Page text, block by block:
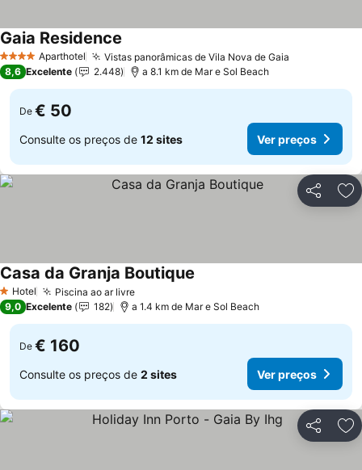
4 EstrelasAparthotel Vistas panorâmicas de Vila Nova de Gaia
Gaia Residence
8,6 Excelente 2.448 a 8.1 km de Mar e Sol Beach
De € 50
Consulte os preços de 12 sites Ver preços
Partilhar
1 Estrelas
Hotel Piscina ao ar livreVer preços
Casa da Granja Boutique
9,0 Excelente 182 a 1.4 km de Mar e Sol Beach
De € 160
Consulte os preços de 2 sites Ver preços
Partilhar